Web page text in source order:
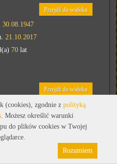
Przejdź do widoku
30.08.1947
21.10.2017
70 lat
Przejdź do widoku
10.07.1947
24.08.2016
69lat
Polityka prywatności Pliki cookies
(cookies), zgodnie z polityką
. Możesz określić warunki
do plików cookies w Twojej
Rozumiem